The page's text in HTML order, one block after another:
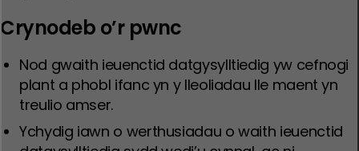
Crynodeb o’r pwnc
Nod gwaith ieuenctid datgysylltiedig yw cefnogi
plant a phobl ifanc yn y lleoliadau lle maent yn
treulio amser.
Ychydig iawn o werthusiadau o waith ieuenctid